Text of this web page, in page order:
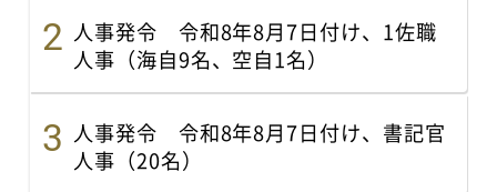
人事発令 令和8年8月7日付け、1佐職
人事（海自9名、空自1名）
人事発令 令和8年8月7日付け、書記官
人事（20名）